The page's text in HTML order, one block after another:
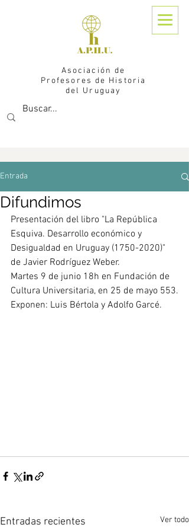
Asociación de
Profesores de Historia
del Uruguay
Entrada
Difundimos
Presentación del libro "La República
Esquiva. Desarrollo económico y
Desigualdad en Uruguay (1750-2020)"
de Javier Rodríguez Weber.
Martes 9 de junio 18h en Fundación de
Cultura Universitaria, en 25 de mayo 553.
Entradas recientes Ver todo